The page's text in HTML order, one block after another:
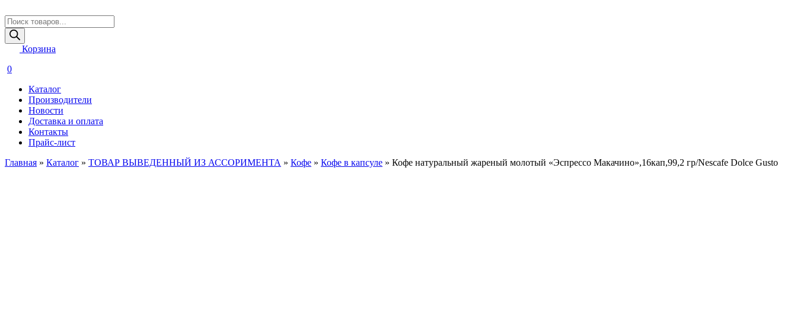
Поиск
товаров
Корзина
0
Каталог
Производители
Новости
Доставка и оплата
Контакты
Прайс-лист
Главная » Каталог » ТОВАР ВЫВЕДЕННЫЙ ИЗ АССОРИМЕНТА » Кофе » Кофе в капсуле » Кофе натуральный жареный молотый «Эспрессо Макачино»,16кап,99,2 гр/Nescafe Dolce Gusto